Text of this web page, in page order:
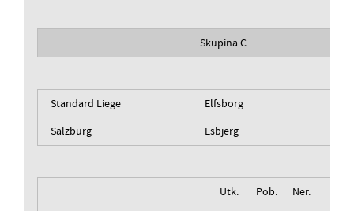
Skupina C
Standard Liege
Elfsborg
Salzburg
Esbjerg
Utk. Pob. Ner.
Izg.